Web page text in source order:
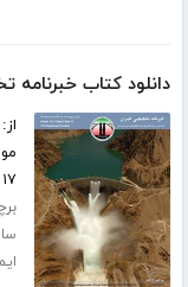
دانلود کتاب
۱۷ صفحه